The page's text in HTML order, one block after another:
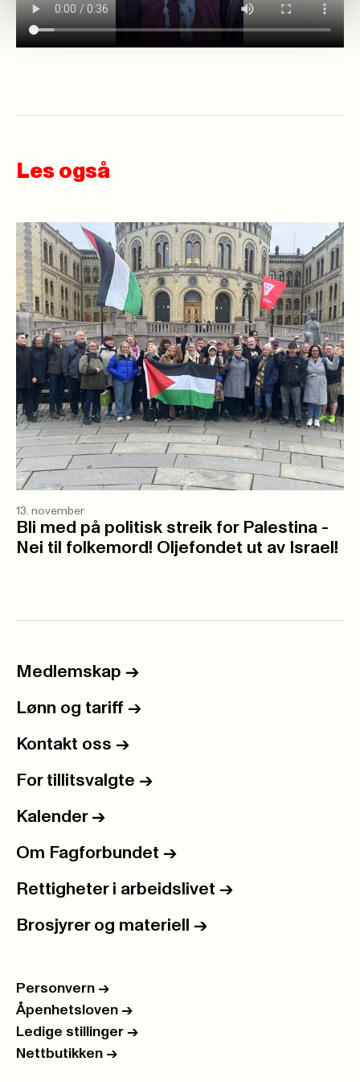
Les også
13. november
Bli med på politisk streik for Palestina -
Nei til folkemord! Oljefondet ut av Israel!
Medlemskap ->
Lønn og tariff ->
Kontakt oss ->
For tillitsvalgte ->
Kalender ->
Om Fagforbundet ->
Rettigheter i arbeidslivet ->
Brosjyrer og materiell ->
Personvern ->
Åpenhetsloven ->
Ledige stillinger ->
Nettbutikken ->